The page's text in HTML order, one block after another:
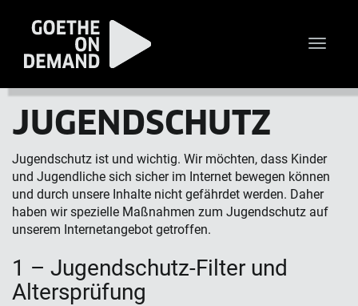
Toggle
JUGEND­SCHUTZ
Jugendschutz ist und wichtig. Wir möchten, dass Kinder
und Jugendliche sich sicher im Internet bewegen können
und durch unsere Inhalte nicht gefährdet werden. Daher
haben wir spezielle Maßnahmen zum Jugendschutz auf
unserem Internetangebot getroffen.
1 – Jugendschutz-Filter und
Altersprüfung